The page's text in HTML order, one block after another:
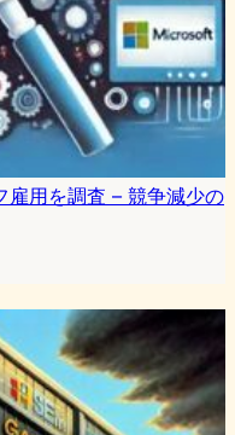
用を調査 – 競争減少の